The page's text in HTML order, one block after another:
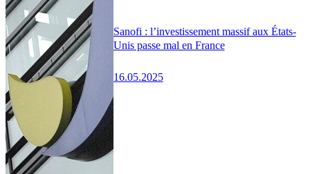
Sanofi : l’investissement massif aux États-
Unis passe mal en France
16.05.2025